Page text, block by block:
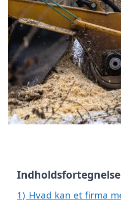
Indholdsfortegnelse
1) Hvad kan et firma